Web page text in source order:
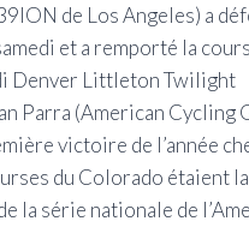
de Los Angeles) a
et a remporté la
Denver Littleton Twilight
Parra (American Cycling
victoire de l’année
du Colorado étaient la
la série nationale de